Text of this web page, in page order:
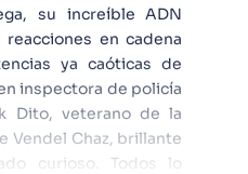
su increíble ADN
en cadena
ya caóticas de
inspectora de policía
Dito, veterano de la
Vendel Chaz, brillante
curioso. Todos lo